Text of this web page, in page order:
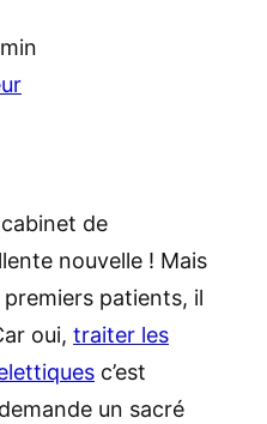
de
nouvelle ! Mais
patients, il
oui, traiter les
c’est
un sacré